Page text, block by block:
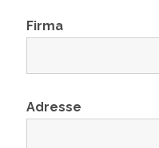
Firma
Adresse